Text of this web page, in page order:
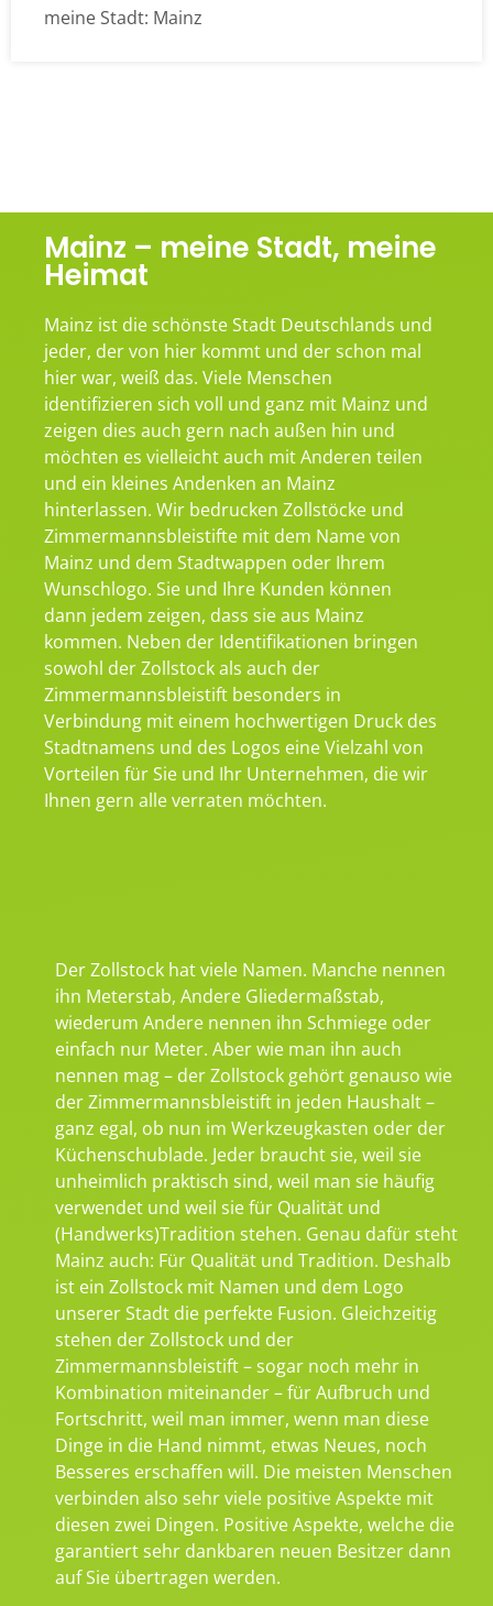
meine Stadt: Mainz
Mainz – meine Stadt, meine
Heimat
Mainz ist die schönste Stadt Deutschlands und
jeder, der von hier kommt und der schon mal
hier war, weiß das. Viele Menschen
identifizieren sich voll und ganz mit Mainz und
zeigen dies auch gern nach außen hin und
möchten es vielleicht auch mit Anderen teilen
und ein kleines Andenken an Mainz
hinterlassen. Wir bedrucken Zollstöcke und
Zimmermannsbleistifte mit dem Name von
Mainz und dem Stadtwappen oder Ihrem
Wunschlogo. Sie und Ihre Kunden können
dann jedem zeigen, dass sie aus Mainz
kommen. Neben der Identifikationen bringen
sowohl der Zollstock als auch der
Zimmermannsbleistift besonders in
Verbindung mit einem hochwertigen Druck des
Stadtnamens und des Logos eine Vielzahl von
Vorteilen für Sie und Ihr Unternehmen, die wir
Ihnen gern alle verraten möchten.
Der Zollstock hat viele Namen. Manche nennen
ihn Meterstab, Andere Gliedermaßstab,
wiederum Andere nennen ihn Schmiege oder
einfach nur Meter. Aber wie man ihn auch
nennen mag – der Zollstock gehört genauso wie
der Zimmermannsbleistift in jeden Haushalt –
ganz egal, ob nun im Werkzeugkasten oder der
Küchenschublade. Jeder braucht sie, weil sie
unheimlich praktisch sind, weil man sie häufig
verwendet und weil sie für Qualität und
(Handwerks)Tradition stehen. Genau dafür steht
Mainz auch: Für Qualität und Tradition. Deshalb
ist ein Zollstock mit Namen und dem Logo
unserer Stadt die perfekte Fusion. Gleichzeitig
stehen der Zollstock und der
Zimmermannsbleistift – sogar noch mehr in
Kombination miteinander – für Aufbruch und
Fortschritt, weil man immer, wenn man diese
Dinge in die Hand nimmt, etwas Neues, noch
Besseres erschaffen will. Die meisten Menschen
verbinden also sehr viele positive Aspekte mit
diesen zwei Dingen. Positive Aspekte, welche die
garantiert sehr dankbaren neuen Besitzer dann
auf Sie übertragen werden.